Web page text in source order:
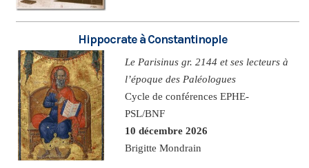
Hippocrate à Constantinople
Le Parisinus gr. 2144 et ses lecteurs à
l’époque des Paléologues
Cycle de conférences EPHE-
PSL/BNF
10 décembre 2026
Brigitte Mondrain